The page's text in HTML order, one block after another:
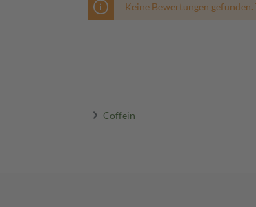
Keine Bewertungen
Coffein